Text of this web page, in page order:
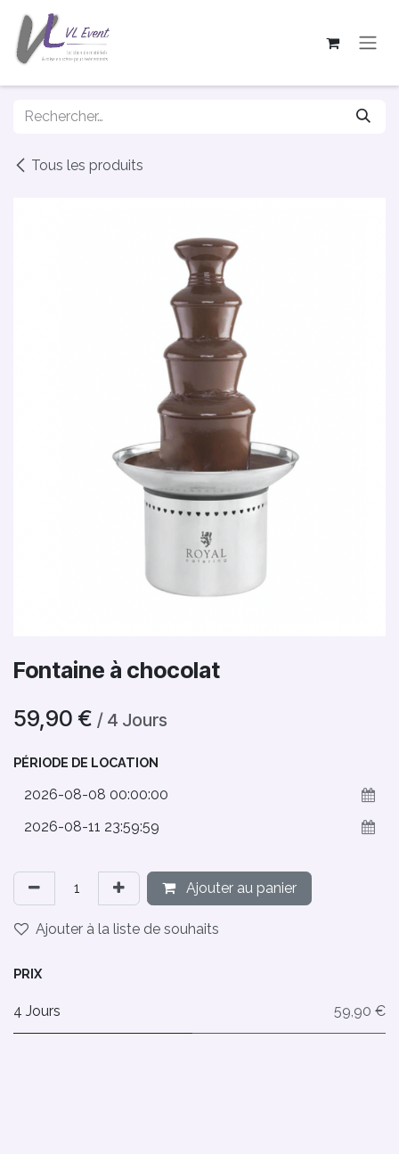
Se rendre au contenu
Tous les produits
Fontaine à chocolat
59,90 € / 4 Jours
PÉRIODE DE LOCATION
Ajouter au panier
Ajouter à la liste de souhaits
PRIX
4 Jours 59,90 €